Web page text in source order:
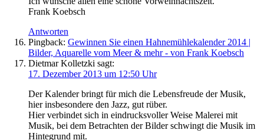
Frank Koebsch
Antworten
Pingback: Gewinnen Sie einen Hahnemühlekalender 2014 |
Bilder, Aquarelle vom Meer & mehr - von Frank Koebsch
Dietmar Kolletzki sagt:
17. Dezember 2013 um 12:50 Uhr
Der Kalender bringt für mich die Lebensfreude der Musik,
hier insbesondere den Jazz, gut rüber.
Hier verbindet sich in eindrucksvoller Weise Malerei mit
Musik, bei dem Betrachten der Bilder schwingt die Musik im
Hintegrund mit.